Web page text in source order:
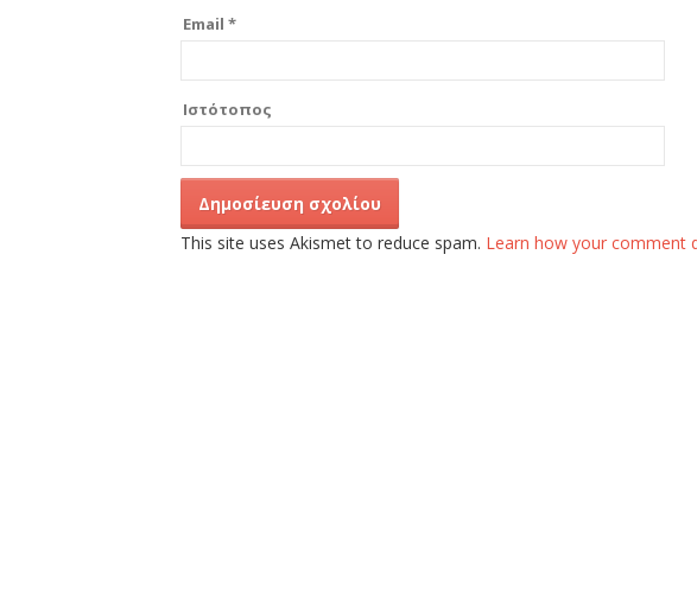
Email *
Ιστότοπος
This site uses Akismet to reduce spam. Learn how your comment